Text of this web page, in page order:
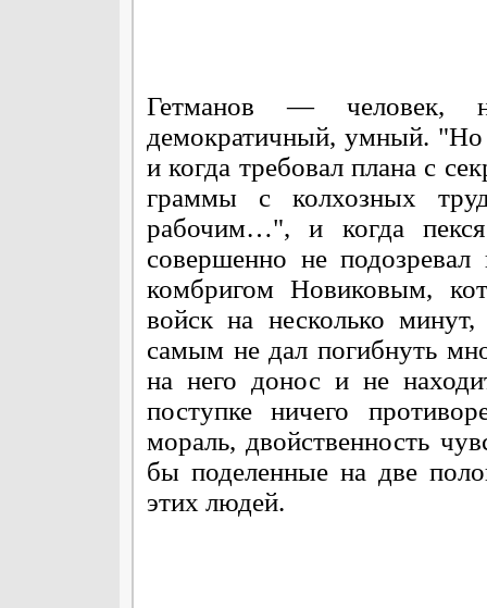
Гетманов — человек,
демократичный, умный.
и когда требовал плана с
граммы с колхозных
рабочим…", и когда
совершенно не
комбригом Новиковым,
войск на несколько
самым не дал погибнуть
на него донос и не
поступке ничего
мораль, двойственность
бы поделенные на две
этих людей.